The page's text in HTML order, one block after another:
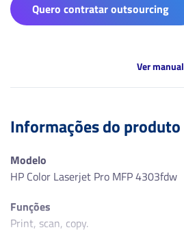
Quero contratar outsourcing
Ver manual
Informações do produto
Modelo
HP Color Laserjet Pro MFP 4303fdw
Funções
Print, scan, copy.